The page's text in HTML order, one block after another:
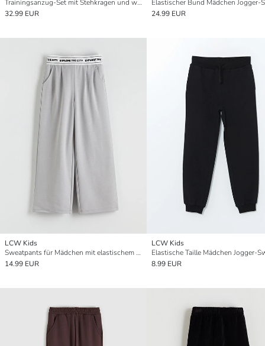
Trainingsanzug-Set mit Stehkragen und weichem Griff für Mädchen
32.99 EUR
24.99 EUR
LCW Kids
Sweatpants für Mädchen mit elastischem Bund
14.99 EUR
LCW Kids
8.99 EUR